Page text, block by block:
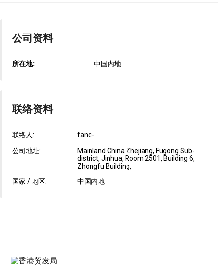
公司资料
所在地: 中国内地
联络资料
联络人: fang-
公司地址:
Mainland China Zhejiang, Fugong Sub-
district, Jinhua, Room 2501, Building 6,
Zhongfu Building,
国家 / 地区:
中国内地